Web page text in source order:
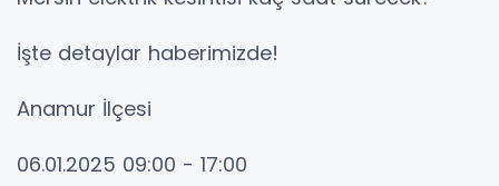
İşte detaylar haberimizde!
Anamur İlçesi
06.01.2025 09:00 - 17:00